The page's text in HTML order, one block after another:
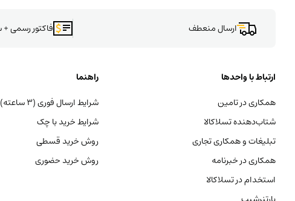
ارسال منعطف فاکتور رسمی +
ارتباط با واحدها
همکاری در تامین
شتاب‌دهنده تسلاکالا
تبلیغات و همکاری تجاری
همکاری در خبرنامه
استخدام در تسلاکالا
راهنما
شرایط ارسال فوری (۳ ساعته)
شرایط خرید با چک
روش خرید قسطی
روش خرید حضوری